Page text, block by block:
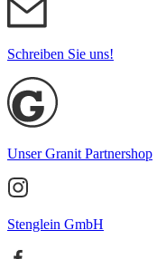
Schreiben Sie uns!
Unser Granit Partnershop
Stenglein GmbH